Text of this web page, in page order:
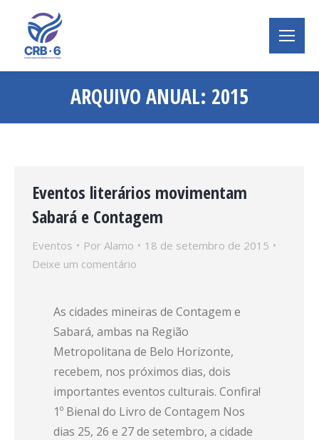
ARQUIVO ANUAL: 2015
Você está aqui:
Eventos literários movimentam
Sabará e Contagem
Eventos Por Alamo
18 de setembro de 2015
Deixe um comentário
As cidades mineiras de Contagem e
Sabará, ambas na Região
Metropolitana de Belo Horizonte,
recebem, nos próximos dias, dois
importantes eventos culturais. Confira!
1º Bienal do Livro de Contagem Nos
dias 25, 26 e 27 de setembro, a cidade